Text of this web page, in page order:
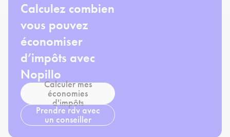
Calculez combien
vous pouvez
économiser
d’impôts avec
Nopillo
Calculer mes
économies
d'impôts
Prendre rdv avec
un conseiller